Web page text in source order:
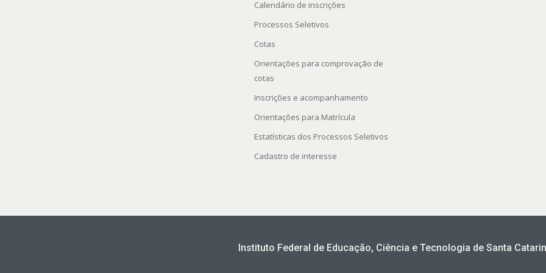
Calendário de inscrições
Processos Seletivos
Cotas
Orientações para comprovação de
cotas
Inscrições e acompanhamento
Orientações para Matrícula
Estatísticas dos Processos Seletivos
Cadastro de interesse
Instituto Federal de Educação, Ciência e Tecnologia de Santa